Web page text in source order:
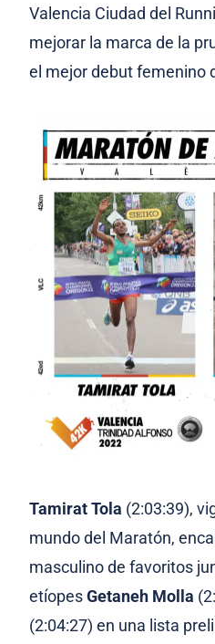
Valencia Ciudad del
mejorar la marca de la
el mejor debut femenino
Tamirat Tola (2:03:39),
mundo del Maratón,
masculino de favoritos
etíopesGetaneh Molla
(2:04:27) en una lista